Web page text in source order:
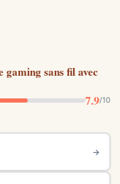
sans fil avec
7.9/10
→